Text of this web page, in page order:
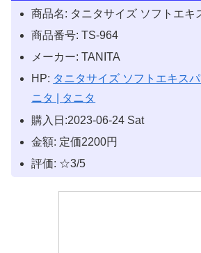
商品名: タニタサイズ ソフトエキ
商品番号: TS-964
メーカー: TANITA
HP: タニタサイズ ソフトエキス
ニタ | タニタ
購入日:2023-06-24 Sat
金額: 定価2200円
評価: ☆3/5